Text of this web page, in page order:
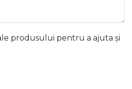
produsului pentru a ajuta și